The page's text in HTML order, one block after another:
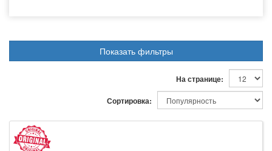
Показать фильтры
На странице:
Сортировка: